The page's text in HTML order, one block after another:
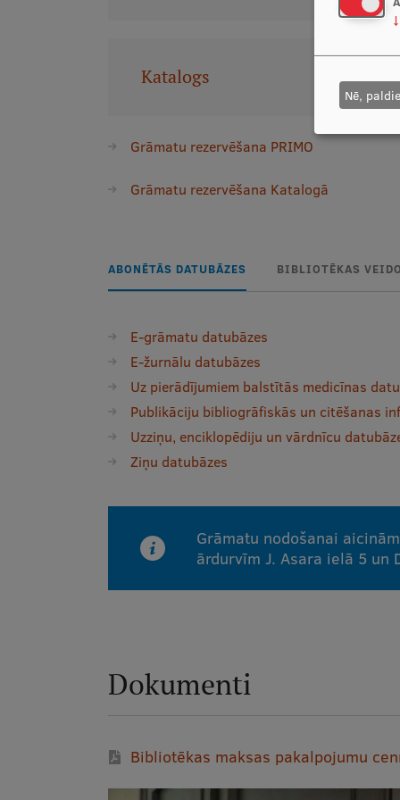
Katalogs
Grāmatu rezervēšana PRIMO
Grāmatu rezervēšana Katalogā
ABONĒTĀS DATUBĀZES BIBLIOTĒKAS
E-grāmatu datubāzes
E-žurnālu datubāzes
Uz pierādījumiem balstītās medicīnas
Publikāciju bibliogrāfiskās un citēšanas
Uzziņu, enciklopēdiju un vārdnīcu
Ziņu datubāzes
Grāmatu nodošanai
ārdurvīm J. Asara ielā 5 un
Dokumenti
Bibliotēkas maksas pakalpojumu
↓
Nē,